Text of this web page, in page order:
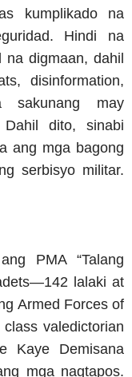
kumplikado na
Hindi na
na digmaan, dahil
disinformation,
sakunang may
dito, sinabi
ang mga bagong
serbisyo militar.
PMA “Talang
lalaki at
Armed Forces of
valedictorian
Kaye Demisana
mga nagtapos.